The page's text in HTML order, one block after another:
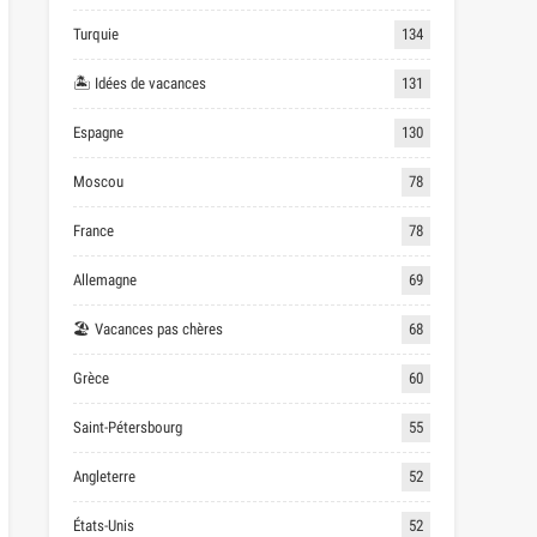
Turquie 134
🏝 Idées de vacances 131
Espagne 130
Moscou 78
France 78
Allemagne 69
🏖 Vacances pas chères 68
Grèce 60
Saint-Pétersbourg 55
Angleterre 52
États-Unis 52